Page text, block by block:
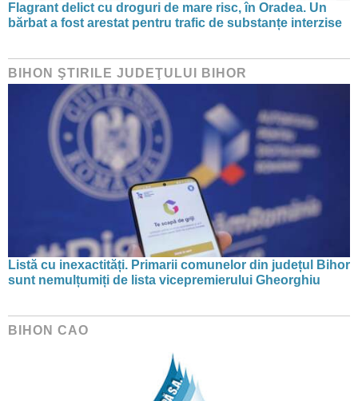
Flagrant delict cu droguri de mare risc, în Oradea. Un
bărbat a fost arestat pentru trafic de substanțe interzise
BIHON ŞTIRILE JUDEŢULUI BIHOR
Listă cu inexactități. Primarii comunelor din județul Bihor
sunt nemulțumiți de lista vicepremierului Gheorghiu
BIHON CAO